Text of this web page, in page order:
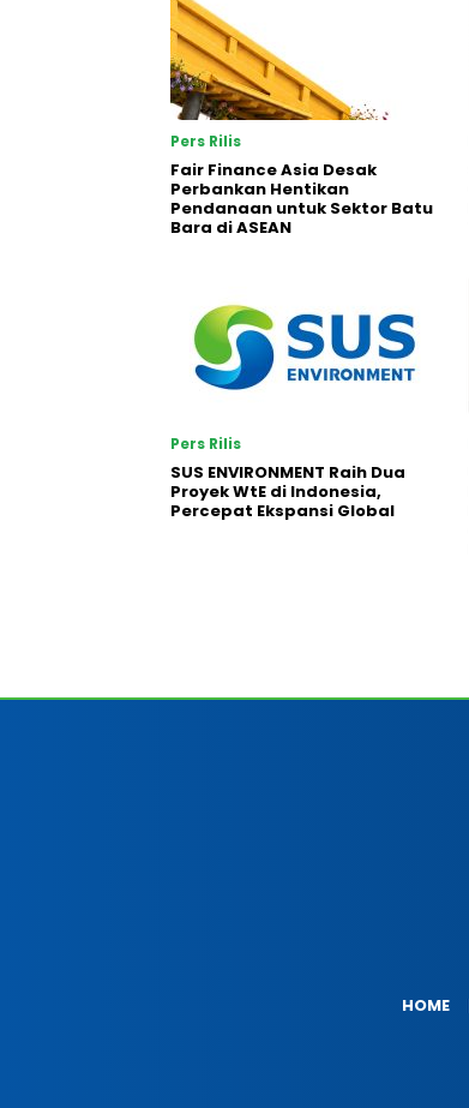
Pers Rilis
Fair Finance Asia Desak
Perbankan Hentikan
Pendanaan untuk Sektor Batu
Bara di ASEAN
Pers Rilis
SUS ENVIRONMENT Raih Dua
Proyek WtE di Indonesia,
Percepat Ekspansi Global
HOME